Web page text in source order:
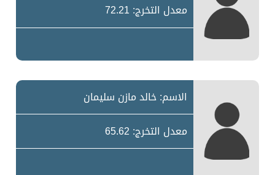
معدل التخرج: 72.21
الاسم: خالد مازن سليمان
معدل التخرج: 65.62